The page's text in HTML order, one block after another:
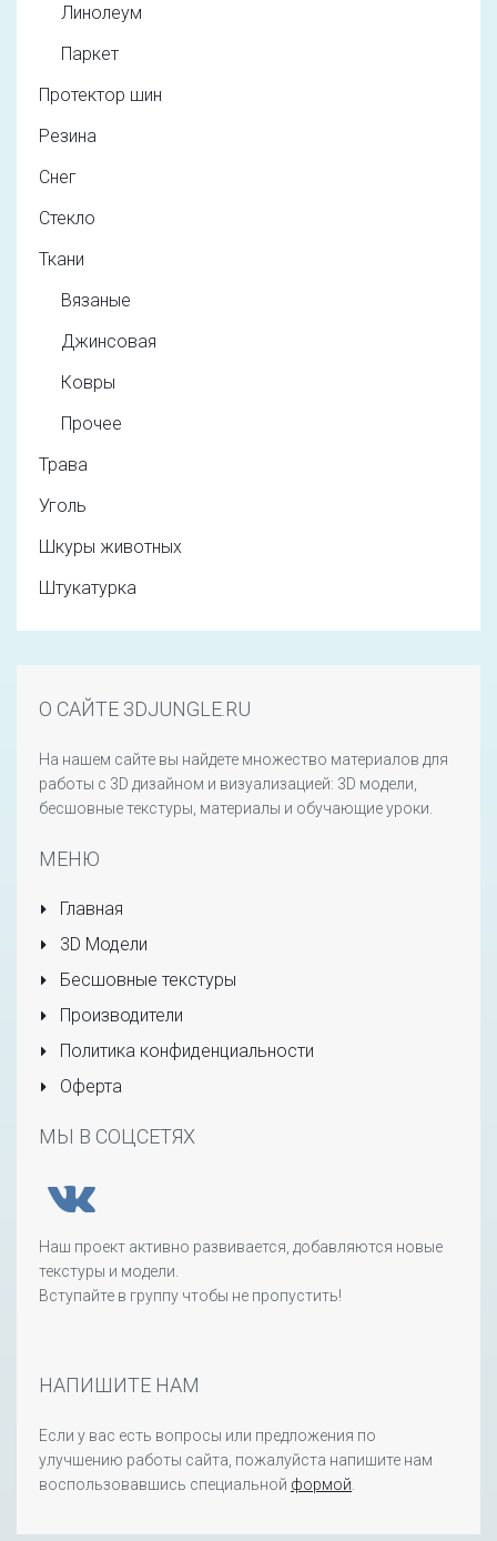
Линолеум
Паркет
Протектор шин
Резина
Снег
Стекло
Ткани
Вязаные
Джинсовая
Ковры
Прочее
Трава
Уголь
Шкуры животных
Штукатурка
О САЙТЕ 3DJUNGLE.RU
На нашем сайте вы найдете множество материалов для
работы с 3D дизайном и визуализацией: 3D модели,
бесшовные текстуры, материалы и обучающие уроки.
МЕНЮ
Главная
3D Модели
Бесшовные текстуры
Производители
Политика конфиденциальности
Оферта
МЫ В СОЦСЕТЯХ
Наш проект активно развивается, добавляются новые
текстуры и модели.
Вступайте в группу чтобы не пропустить!
НАПИШИТЕ НАМ
Если у вас есть вопросы или предложения по
улучшению работы сайта, пожалуйста напишите нам
воспользовавшись специальной формой.